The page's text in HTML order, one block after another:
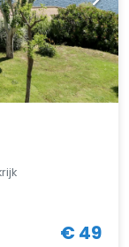
€ 49